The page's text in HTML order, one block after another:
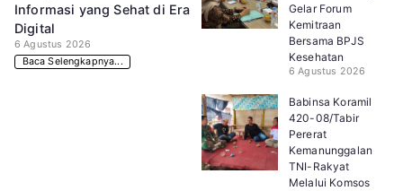
Informasi yang Sehat di Era
Digital
6 Agustus 2026
Baca Selengkapnya...
Gelar Forum
Kemitraan
Bersama BPJS
Kesehatan
6 Agustus 2026
Babinsa Koramil
420-08/Tabir
Pererat
Kemanunggalan
TNI-Rakyat
Melalui Komsos